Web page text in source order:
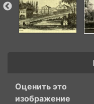
Оценить это
изображение